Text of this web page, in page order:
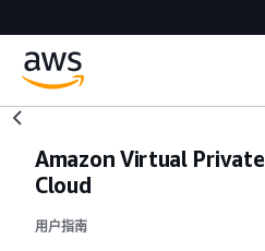
Amazon Virtual Private
Cloud
用户指南